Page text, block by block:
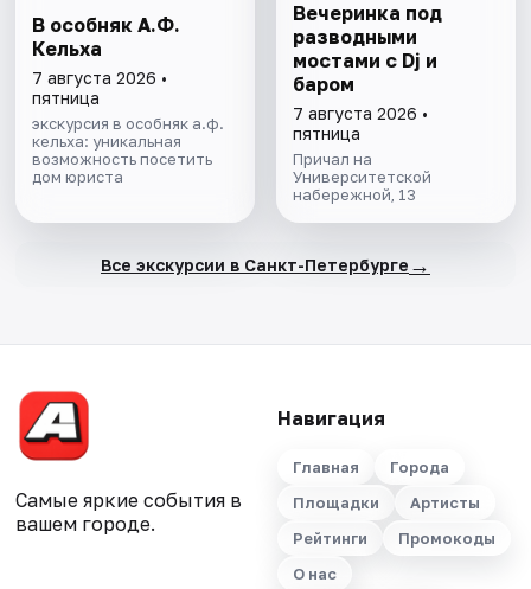
В особняк А.Ф.
Кельха
7 августа 2026 •
пятница
экскурсия в особняк а.ф.
кельха: уникальная
возможность посетить
дом юриста
Вечеринка под
разводными
мостами с Dj и
баром
7 августа 2026 •
пятница
Причал на
Университетской
набережной, 13
Все экскурсии в Санкт-Петербурге →
Самые яркие события в
вашем городе.
Навигация
Главная
Города
Площадки
Артисты
Рейтинги
Промокоды
О нас